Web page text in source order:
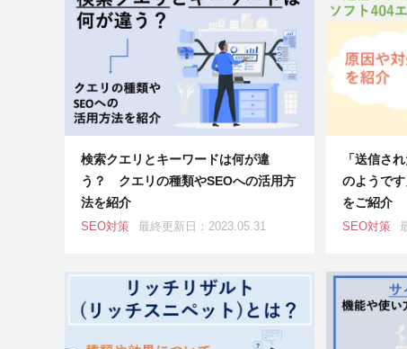
検索クエリとキーワードは何が違
う？ クエリの種類やSEOへの活用方
法を紹介
SEO対策 最終更新日：2023.05.31
「送信さ
のようで
をご紹介
SEO対策